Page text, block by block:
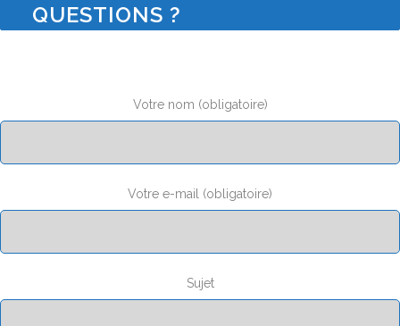
QUESTIONS ?
Votre nom (obligatoire)
Votre e-mail (obligatoire)
Sujet